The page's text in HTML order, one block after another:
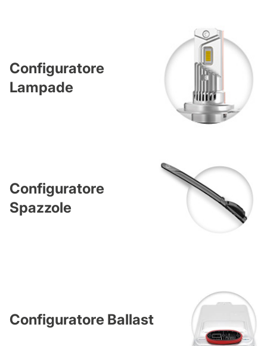
Configuratore
Lampade
Configuratore
Spazzole
Configuratore Ballast